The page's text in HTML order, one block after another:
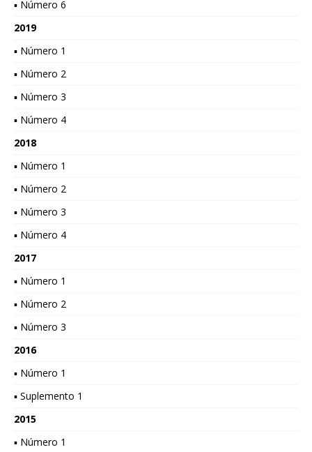
▪ Número 6
2019
▪ Número 1
▪ Número 2
▪ Número 3
▪ Número 4
2018
▪ Número 1
▪ Número 2
▪ Número 3
▪ Número 4
2017
▪ Número 1
▪ Número 2
▪ Número 3
2016
▪ Número 1
▪ Suplemento 1
2015
▪ Número 1